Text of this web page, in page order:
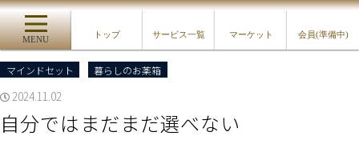
MENU
トップ サービス一覧 マーケット 会員(準備中)
マインドセット 暮らしのお薬箱
2024.11.02
自分ではまだまだ選べない